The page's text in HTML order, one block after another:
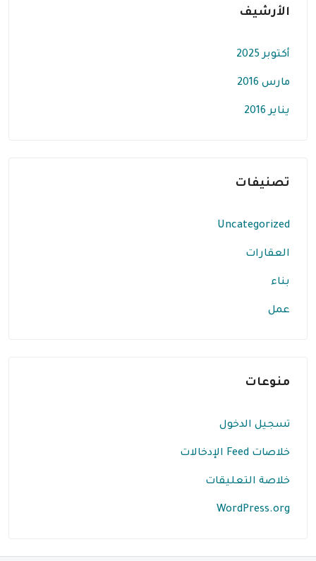
الأرشيف
أكتوبر 2025
مارس 2016
يناير 2016
تصنيفات
Uncategorized
العقارات
بناء
عمل
منوعات
تسجيل الدخول
خلاصات Feed الإدخالات
خلاصة التعليقات
WordPress.org